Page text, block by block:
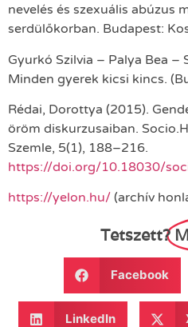
nevelés és szexuális abúzus
serdülőkorban. Budapest:
Gyurkó Szilvia – Palya Bea –
Minden gyerek kicsi kincs.
Rédai, Dorottya (2015).
öröm diskurzusaiban.
Szemle, 5(1), 188–216.
https://doi.org/10.18030/
https://yelon.hu/ (archív
Tetszett?
Facebook
LinkedIn